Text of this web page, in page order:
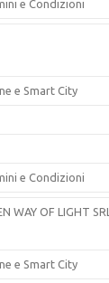
e Condizioni
e Smart City
e Condizioni
WAY OF LIGHT SRL
e Smart City